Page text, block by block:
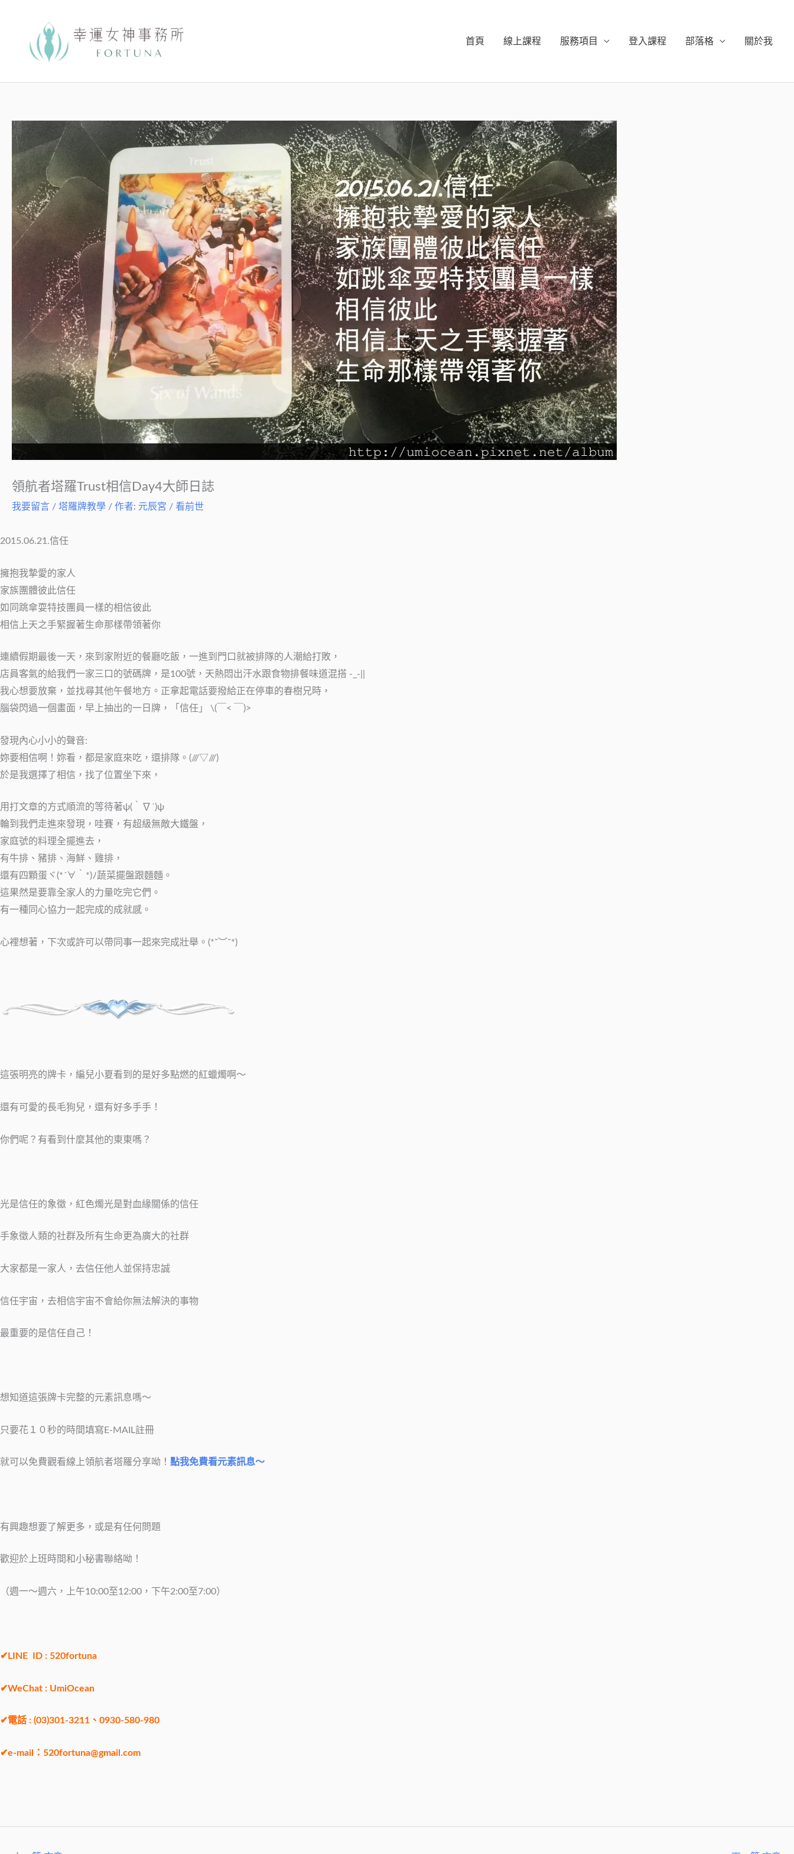
首頁 線上課程 服務項目 登入課程 部落格 關於我
領航者塔羅Trust相信Day4大師日誌
我要留言 / 塔羅牌教學 / 作者: 元辰宮 / 看前世
2015.06.21.信任
擁抱我摯愛的家人
家族團體彼此信任
如同跳傘耍特技團員一樣的相信彼此
相信上天之手緊握著生命那樣帶領著你
連續假期最後一天，來到家附近的餐廳吃飯，一進到門口就被排隊的人潮給打敗，
店員客氣的給我們一家三口的號碼牌，是100號，天熱悶出汗水跟食物排餐味道混搭 -_-||
我心想要放棄，並找尋其他午餐地方。正拿起電話要撥給正在停車的春樹兄時，
腦袋閃過一個畫面，早上抽出的一日牌，「信任」 \(￣< ￣)>
發現內心小小的聲音:
妳要相信啊！妳看，都是家庭來吃，還排隊。(///▽///)
於是我選擇了相信，找了位置坐下來，
用打文章的方式順流的等待著ψ(｀∇´)ψ
輪到我們走進來發現，哇賽，有超級無敵大鐵盤，
家庭號的料理全擺進去，
有牛排、豬排、海鮮、雞排，
還有四顆蛋ヾ(*´∀｀*)ﾉ蔬菜擺盤跟麵麵。
這果然是要靠全家人的力量吃完它們。
有一種同心協力一起完成的成就感。
心裡想著，下次或許可以帶同事一起來完成壯舉。(*˘︶˘*)
這張明亮的牌卡，編兒小夏看到的是好多點燃的紅蠟燭啊～
還有可愛的長毛狗兒，還有好多手手！
你們呢？有看到什麼其他的東東嗎？
光是信任的象徵，紅色燭光是對血緣關係的信任
手象徵人類的社群及所有生命更為廣大的社群
大家都是一家人，去信任他人並保持忠誠
信任宇宙，去相信宇宙不會給你無法解決的事物
最重要的是信任自己！
想知道這張牌卡完整的元素訊息嗎～
只要花１０秒的時間填寫E-MAIL註冊
就可以免費觀看線上領航者塔羅分享呦！ 點我免費看元素訊息～
有興趣想要了解更多，或是有任何問題
歡迎於上班時間和小秘書聯絡呦！
（週一～週六，上午10:00至12:00，下午2:00至7:00）
✔LINE ID : 520fortuna
✔WeChat : UmiOcean
✔電話 : (03)301-3211、0930-580-980
✔e-mail： 520fortuna@gmail.com